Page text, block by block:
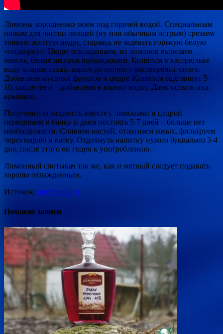
Лимоны хорошенько моем под горячей водой. Специальным
ножом для чистки овощей (ну или обычным острым) срезаем
тонкую желтую цедру, стараясь не задевать горькую белую
«подкорку». Цедру откладываем, из лимонов вырезаем
мякоть, белые шкурки выбрасываем. Кипятим в кастрюльке
воду, кладем сахар, варим до полного растворения оного.
Добавляем кусочки фруктов и цедру. Кипятим еще минут 5-
10, после чего – добавляем в варево водку. Даем остыть под
крышкой.
Полученную жидкость вместе с лимонами и цедрой
переливаем в банку и даем постоять 5-7 дней – больше нет
необходимости. Сливаем настой, отжимаем жмых, фильтруем
через марлю и ватку. Отдохнуть напитку нужно буквально 3-4
дня, после этого он годен к употреблению.
Лимонный спотыкач так же, как и мятный следует подавать
хорошо охлажденным.
Источик: povarenok.ru
Похожие записи